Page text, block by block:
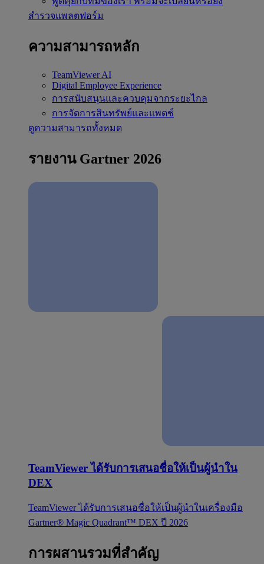
สำรวจแพลตฟอร์ม
ความสามารถหลัก
TeamViewer AI
Digital Employee Experience
การสนับสนุนและควบคุมจากระยะไกล
การจัดการสินทรัพย์และแพตช์
ดูความสามารถทั้งหมด
รายงาน Gartner 2026
TeamViewer ได้รับการเสนอชื่อให้เป็นผู้นำใน
DEX
TeamViewer ได้รับการเสนอชื่อให้เป็นผู้นำในเครื่องมือ
Gartner® Magic Quadrant™ DEX ปี 2026
การผสานรวมที่สำคัญ